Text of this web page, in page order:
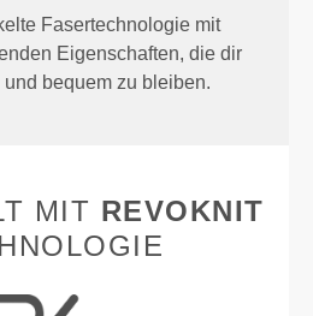
Fasertechnologie mit
Eigenschaften, die dir
und bequem zu bleiben.
MIT REVOKNIT